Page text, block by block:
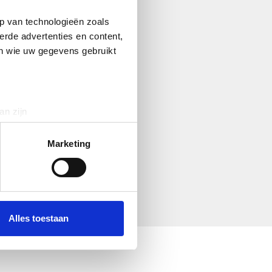
van technologieën zoals
advertenties en content,
wie uw gegevens gebruikt
zijn
detailgedeeltein. U kunt uw
partners voor social
die u aan ze heeft
Marketing
Alles toestaan